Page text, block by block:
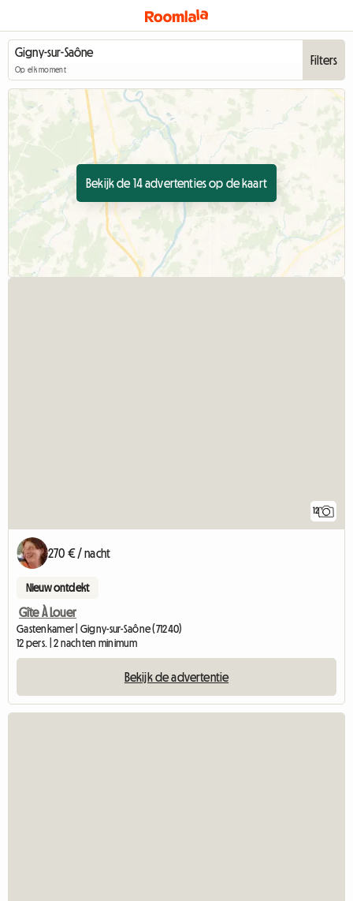
Op elk moment
Filters
Bekijk de 14 advertenties op de kaart
12
270 € / nacht
Nieuw ontdekt
Gîte À Louer
Gastenkamer | Gigny-sur-Saône (71240)
12 pers. | 2 nachten minimum
Bekijk de advertentie